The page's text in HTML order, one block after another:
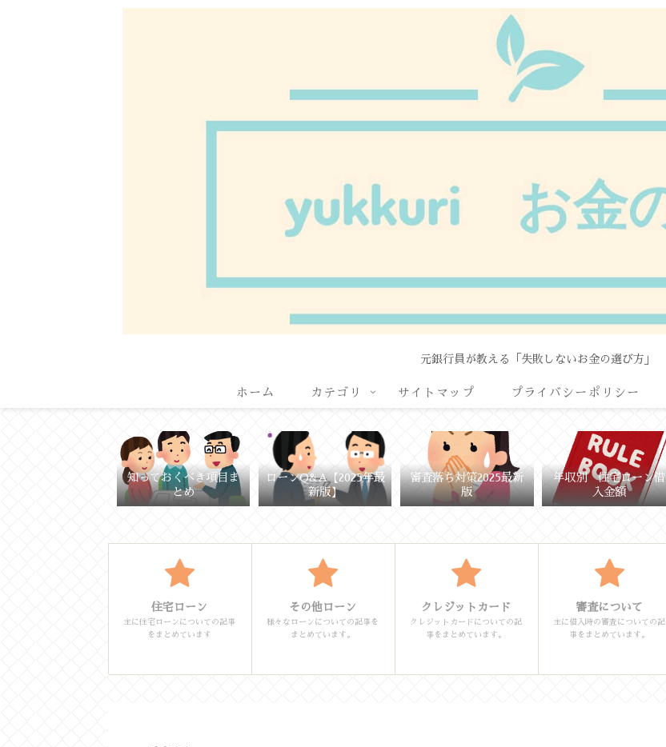
元銀行員が教える「失敗しないお金の選び方」
ホーム カテゴリ サイトマップ プライバシーポリシー
知っておくべき項目ま
とめ
ローンQ&A【2025年最
新版】
審査落ち対策2025最新
版
年収別 住宅ローン借
入金額
住宅ローン
主に住宅ローンについての記事
をまとめています
その他ローン
様々なローンについての記事を
まとめています。
クレジットカード
クレジットカードについての記
事をまとめています。
審査について
主に借入時の審査についての記
事をまとめています。